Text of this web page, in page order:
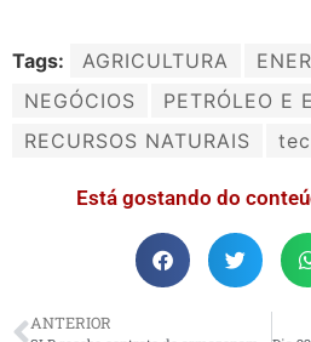
Tags: AGRICULTURA
NEGÓCIOS
PETRÓLEO E
RECURSOS NATURAIS
Está gostando do
ANTERIOR